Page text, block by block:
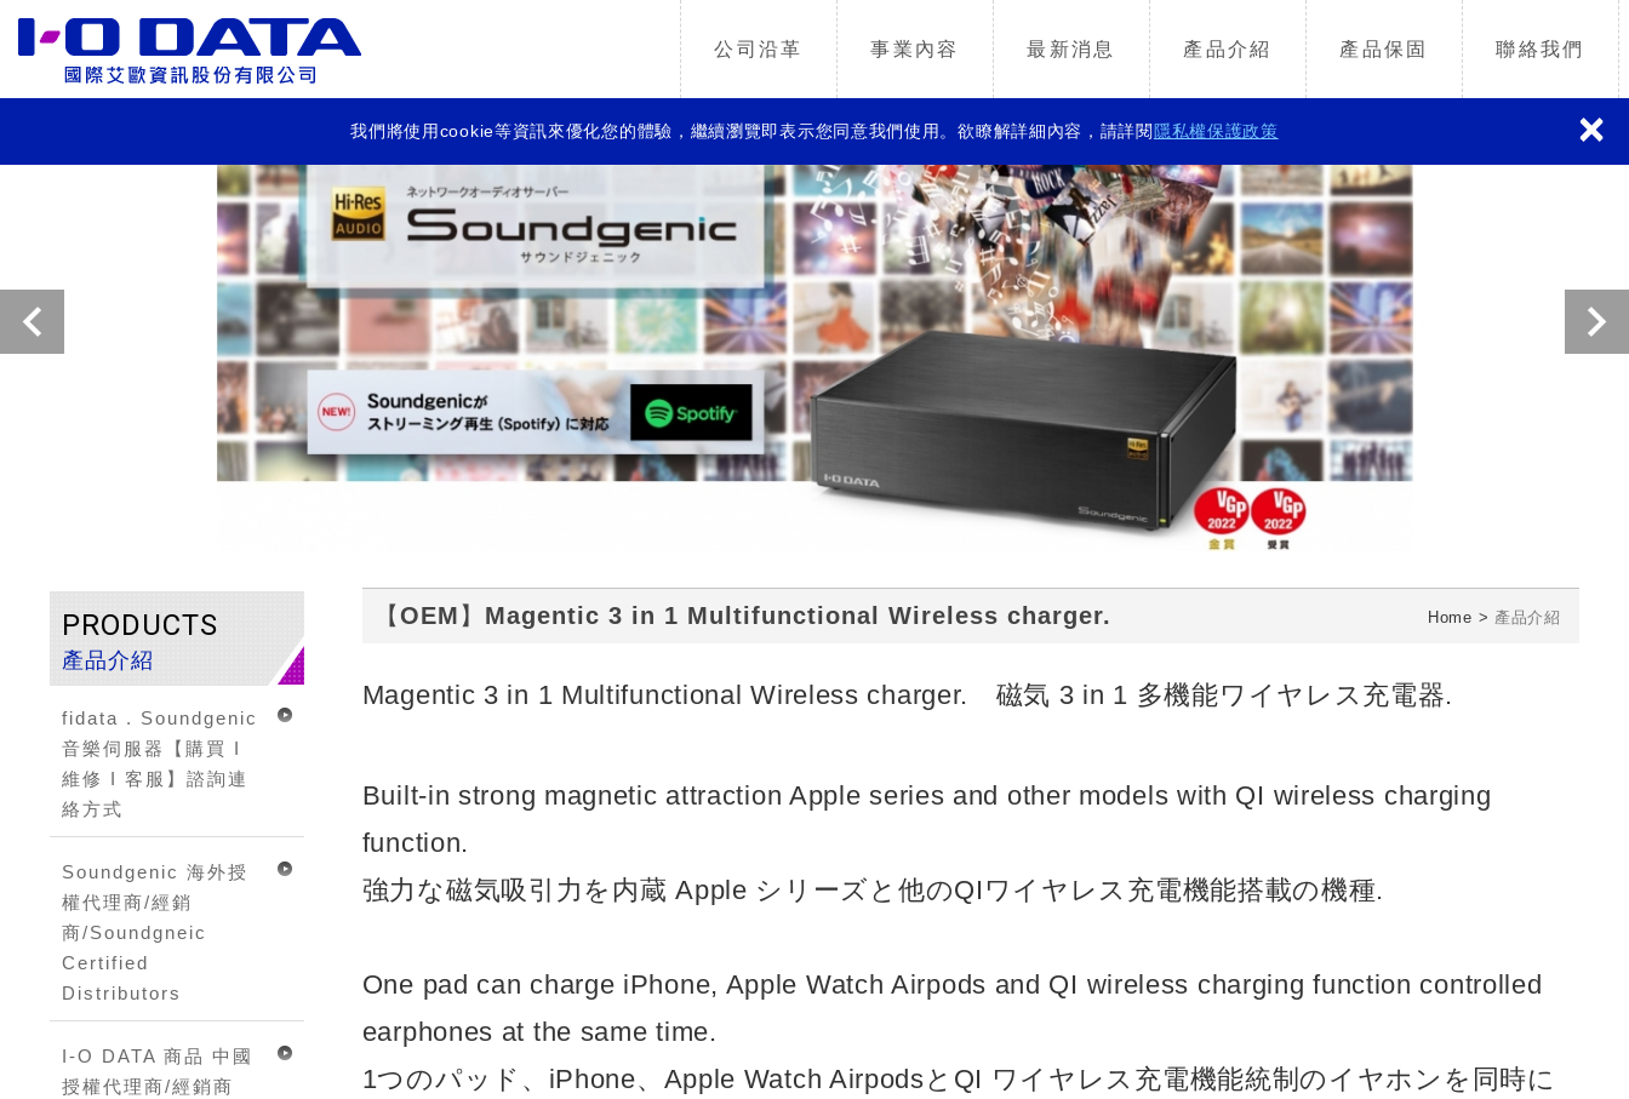
公司沿革 事業內容 最新消息 產品介紹 產品保固 聯絡我們
我們將使用cookie等資訊來優化您的體驗，繼續瀏覽即表示您同意我們使用。欲瞭解詳細內容，請詳閱 隱私權保護政策 ×
PRODUCTS
產品介紹
fidata . Soundgenic
音樂伺服器【購買 I
維修 I 客服】諮詢連
絡方式
Soundgenic 海外授
權代理商/經銷
商/Soundgneic
Certified
Distributors
I-O DATA 商品 中國
授權代理商/經銷商
【OEM】Magentic 3 in 1 Multifunctional Wireless charger. Home 產品介紹
Magentic 3 in 1 Multifunctional Wireless charger. 磁気 3 in 1 多機能ワイヤレス充電器.
Built-in strong magnetic attraction Apple series and other models with QI wireless charging
function.
強力な磁気吸引力を内蔵 Apple シリーズと他のQIワイヤレス充電機能搭載の機種.
One pad can charge iPhone, Apple Watch Airpods and QI wireless charging function controlled
earphones at the same time.
1つのパッド、iPhone、Apple Watch AirpodsとQI ワイヤレス充電機能統制のイヤホンを同時に